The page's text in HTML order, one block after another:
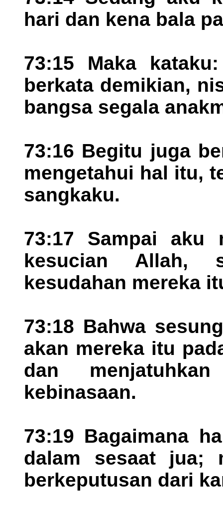
hari dan kena bala
73:15 Maka
berkata demikian,
bangsa segala
73:16 Begitu juga
mengetahui hal itu,
sangkaku.
73:17 Sampai aku
kesucian Allah,
kesudahan mereka
73:18 Bahwa
akan mereka itu
dan
kebinasaan.
73:19 Bagaimana
dalam sesaat jua;
berkeputusan dari